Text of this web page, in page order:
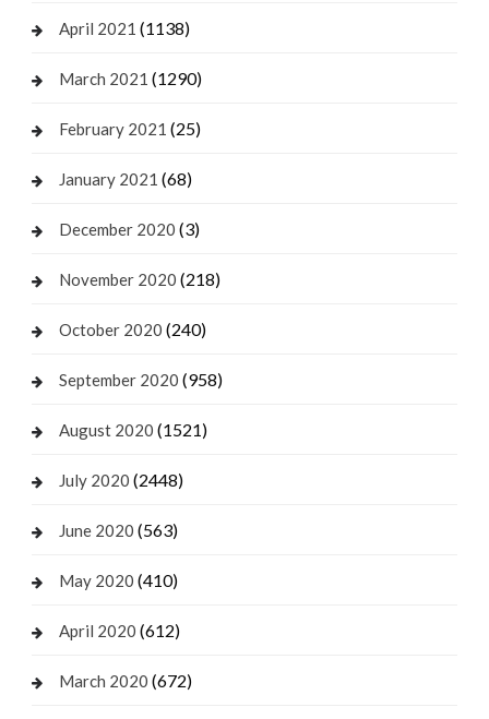
April 2021 (1138)
March 2021 (1290)
February 2021 (25)
January 2021 (68)
December 2020 (3)
November 2020 (218)
October 2020 (240)
September 2020 (958)
August 2020 (1521)
July 2020 (2448)
June 2020 (563)
May 2020 (410)
April 2020 (612)
March 2020 (672)